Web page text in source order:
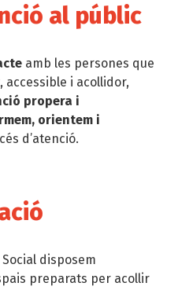
al públic
amb les persones que
accessible i acollidor,
propera i
orientem i
d’atenció.
disposem
preparats per acollir